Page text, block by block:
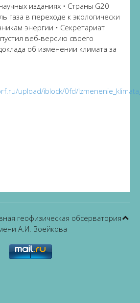
изданиях • Страны G20
газа в переходе к экологически
энергии • Секретариат
веб-версию своего
об изменении климата за
upload/iblock/0fd/
геофизическая обсерватория
А.И. Воейкова